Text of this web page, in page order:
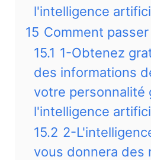
l'intelligence
15 Comment
15.1 1-Obtenez
des informations
votre personnalité
l'intelligence
15.2 2-
vous donnera des